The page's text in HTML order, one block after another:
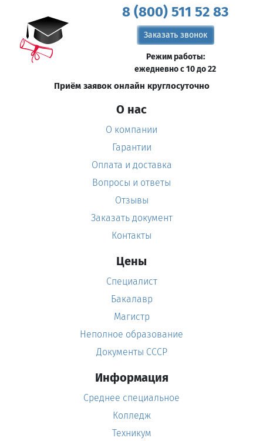
8 (800) 511 52 83
Заказать звонок
Режим работы:
ежедневно с 10 до 22
Приём заявок онлайн круглосуточно
О нас
О компании
Гарантии
Оплата и доставка
Вопросы и ответы
Отзывы
Заказать документ
Контакты
Цены
Специалист
Бакалавр
Магистр
Неполное образование
Документы СССР
Информация
Среднее специальное
Колледж
Техникум